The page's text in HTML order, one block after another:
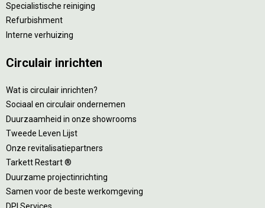
Specialistische reiniging
Refurbishment
Interne verhuizing
Circulair inrichten
Wat is circulair inrichten?
Sociaal en circulair ondernemen
Duurzaamheid in onze showrooms
Tweede Leven Lijst
Onze revitalisatiepartners
Tarkett Restart ®
Duurzame projectinrichting
Samen voor de beste werkomgeving
DPI Services